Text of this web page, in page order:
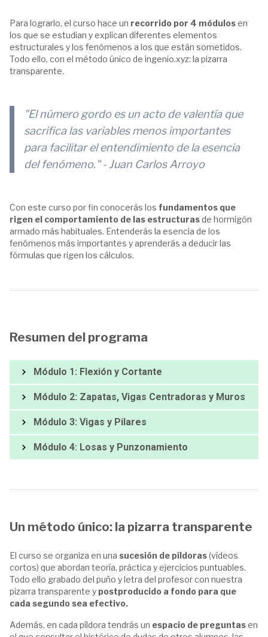
Para lograrlo, el curso hace un recorrido por 4 módulosen
los que se estudian y explican diferentes elementos
estructurales y los fenómenos a los que están sometidos.
Todo ello, con el método único de ingenio.xyz: la pizarra
transparente.
"El número gordo es un acto de valentía que
sacrifica las variables menos importantes
para facilitar el entendimiento de la esencia
del fenómeno."- Juan Carlos Arroyo
Con este curso por fin conocerás los fundamentos que
rigen el comportamiento de las estructurasde hormigón
armado más habituales. Entenderás la esencia de los
fenómenos más importantes y aprenderás a deducir las
fórmulas que rigen los cálculos.
Resumen del programa
Módulo 1: Flexión y Cortante
Módulo 2: Zapatas, Vigas Centradoras y Muros
Módulo 3: Vigas y Pilares
Módulo 4: Losas y Punzonamiento
Un método único: la pizarra transparente
El curso se organiza en una sucesión de píldoras(vídeos
cortos) que abordan teoría, práctica y ejercicios puntuables.
Todo ello grabado del puño y letra del profesor con nuestra
pizarra transparente y postproducido a fondo para que
cada segundo sea efectivo.
Además, en cada píldora tendrás un espacio de preguntasen